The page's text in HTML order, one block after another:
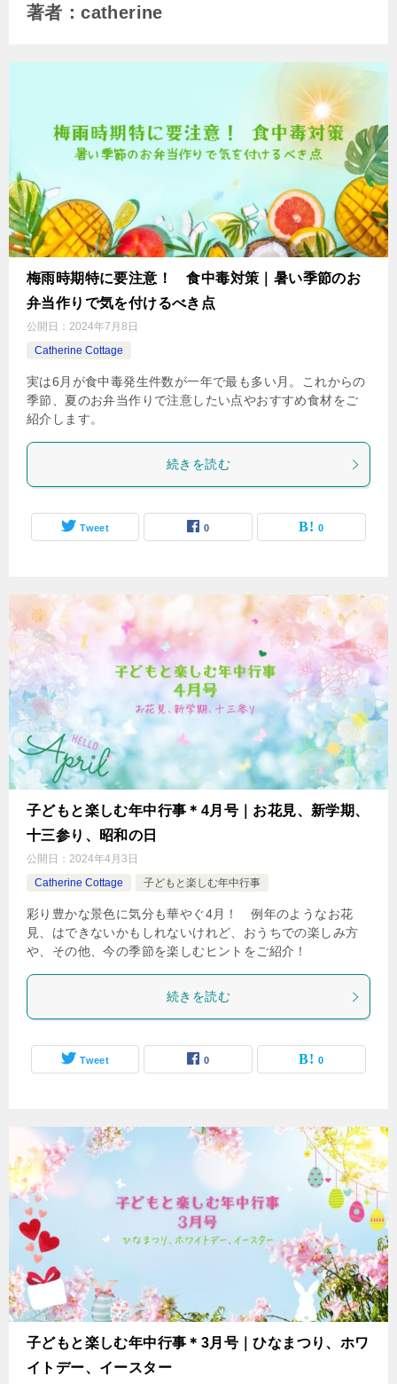
著者：catherine
梅雨時期特に要注意！ 食中毒対策｜暑い季節のお
弁当作りで気を付けるべき点
公開日： 2024年7月8日
Catherine Cottage
実は6月が食中毒発生件数が一年で最も多い月。これからの
季節、夏のお弁当作りで注意したい点やおすすめ食材をご
紹介します。
続きを読む
Tweet 0 0
子どもと楽しむ年中行事＊4月号｜お花見、新学期、
十三参り、昭和の日
公開日： 2024年4月3日
Catherine Cottage
子どもと楽しむ年中行事
彩り豊かな景色に気分も華やぐ4月！ 例年のようなお花
見、はできないかもしれないけれど、おうちでの楽しみ方
や、その他、今の季節を楽しむヒントをご紹介！
続きを読む
Tweet 0 0
子どもと楽しむ年中行事＊3月号｜ひなまつり、ホワ
イトデー、イースター